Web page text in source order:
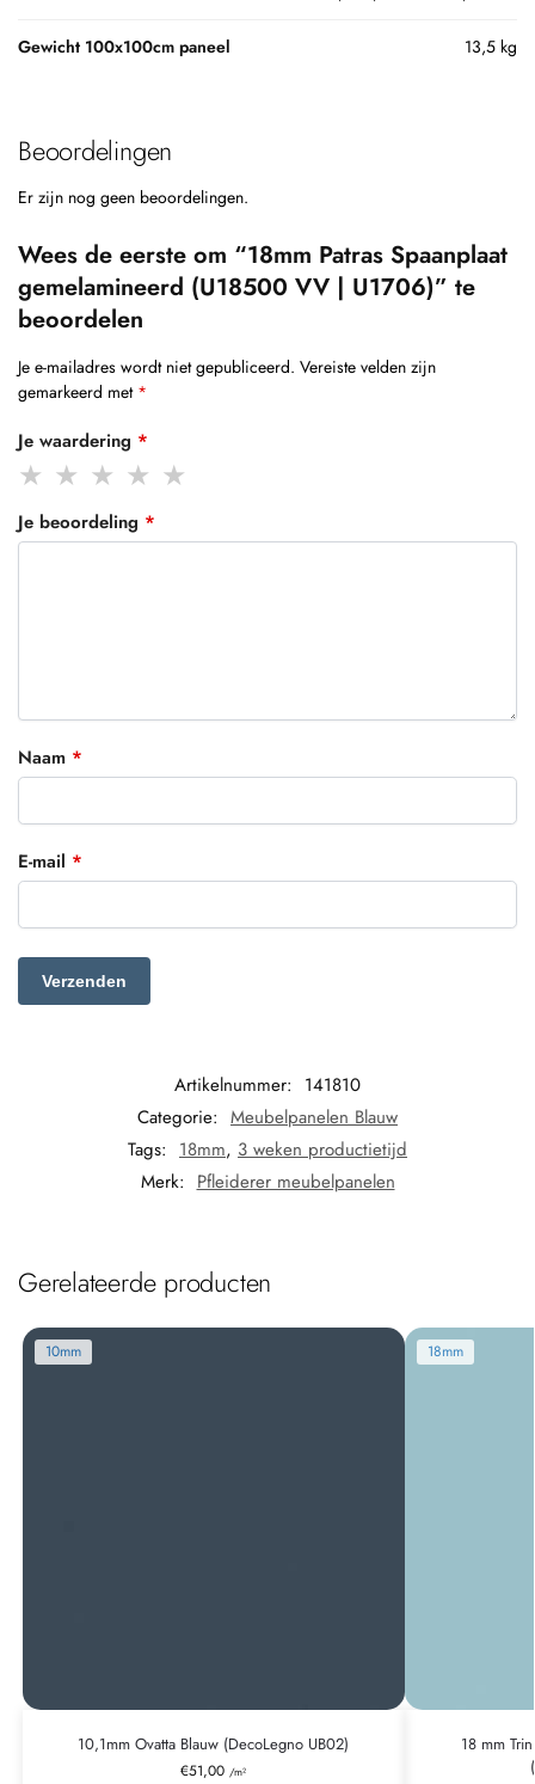
Gewicht 100x100cm paneel 13,5 kg
Beoordelingen
Er zijn nog geen beoordelingen.
Wees de eerste om “18mm Patras Spaanplaat
gemelamineerd (U18500 VV | U1706)” te
beoordelen
Je e-mailadres wordt niet gepubliceerd. Vereiste velden zijn
gemarkeerd met *
Je waardering *
Je beoordeling *
Naam *
E-mail *
Artikelnummer: 141810
Categorie: Meubelpanelen Blauw
Tags: 18mm, 3 weken productietijd
Merk: Pfleiderer meubelpanelen
Gerelateerde producten
10mm
10,1mm Ovatta Blauw (DecoLegno UB02)
€51,00 /m²
18mm
18 mm